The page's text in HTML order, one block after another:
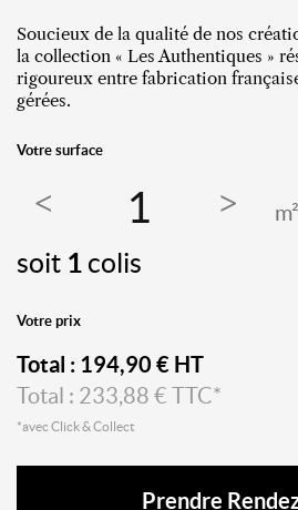
Soucieux de la qualité de nos
la collection « Les Authentiques »
rigoureux entre fabrication
gérées.
Votre surface
m²
soit 1 colis
Votre prix
Total : 194,90 € HT
Total : 233,88 € TTC*
*avec Click & Collect
Prendre